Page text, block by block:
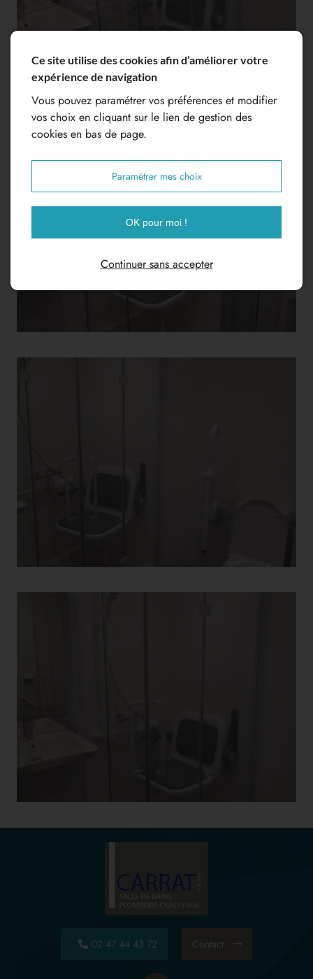
02 47 44 43 72 Contact
Ce site utilise des cookies afin d’améliorer votre
expérience de navigation
Vous pouvez paramétrer vos préférences et modifier
vos choix en cliquant sur le lien de gestion des
cookies en bas de page.
Paramétrer mes choix
OK pour moi !
Continuer sans accepter